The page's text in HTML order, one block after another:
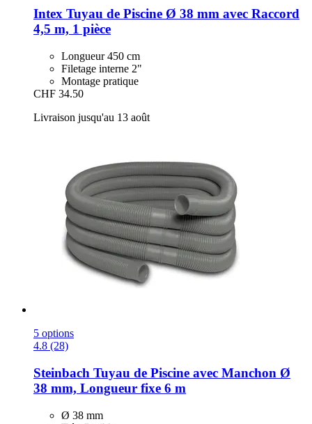
Intex Tuyau de Piscine Ø 38 mm avec Raccord
4,5 m, 1 pièce
Longueur 450 cm
Filetage interne 2"
Montage pratique
CHF 34.50
Livraison jusqu'au 13 août
5 options
4.8 (28)
Steinbach Tuyau de Piscine avec Manchon Ø
38 mm, Longueur fixe 6 m
Ø 38 mm